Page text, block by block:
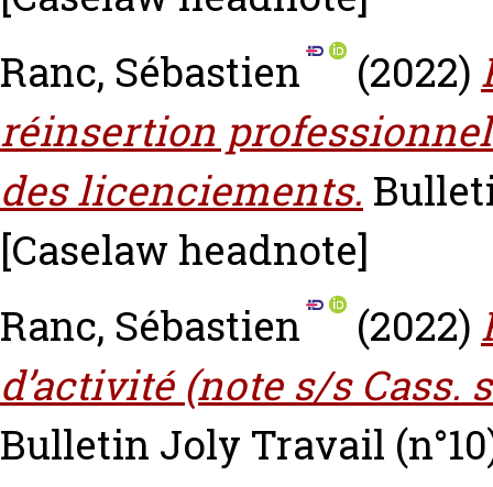
Ranc, Sébastien
(2022)
réinsertion
des licenciements.
[Caselaw headnote]
Ranc, Sébastien
(2022)
d’activité (note s/s Cass.
Bulletin Joly Travail